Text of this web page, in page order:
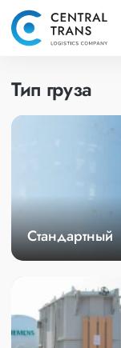
Тип груза
Стандартный